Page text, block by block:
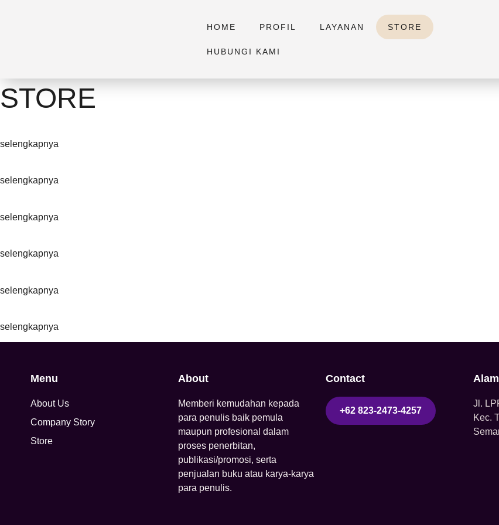
HOME PROFIL LAYANAN STORE
HUBUNGI KAMI
STORE
selengkapnya
selengkapnya
selengkapnya
selengkapnya
selengkapnya
selengkapnya
Menu
About Us
Company Story
Store
About
Memberi kemudahan kepada
para penulis baik pemula
maupun profesional dalam
proses penerbitan,
publikasi/promosi, serta
penjualan buku atau karya-karya
para penulis.
Contact
+62 823-2473-4257
Jl.
Kec.